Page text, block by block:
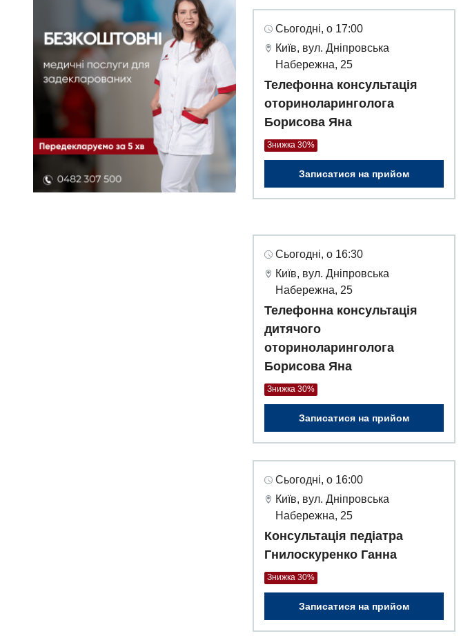
Сьогодні, о 17:00
Київ, вул. Дніпровська
Набережна, 25
Телефонна консультація
оториноларинголога
Борисова Яна
Знижка 30%
Записатися на прийом
Сьогодні, о 16:30
Київ, вул. Дніпровська
Набережна, 25
Телефонна консультація
дитячого
оториноларинголога
Борисова Яна
Знижка 30%
Записатися на прийом
Сьогодні, о 16:00
Київ, вул. Дніпровська
Набережна, 25
Консультація педіатра
Гнилоскуренко Ганна
Знижка 30%
Записатися на прийом